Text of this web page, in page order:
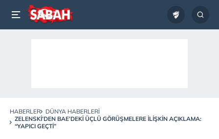
HABERLER
DÜNYA HABERLERI
ZELENSKI’DEN BAE’DEKI ÜÇLÜ GÖRÜŞMELERE ILIŞKIN AÇIKLAMA:
“YAPICI GEÇTI”